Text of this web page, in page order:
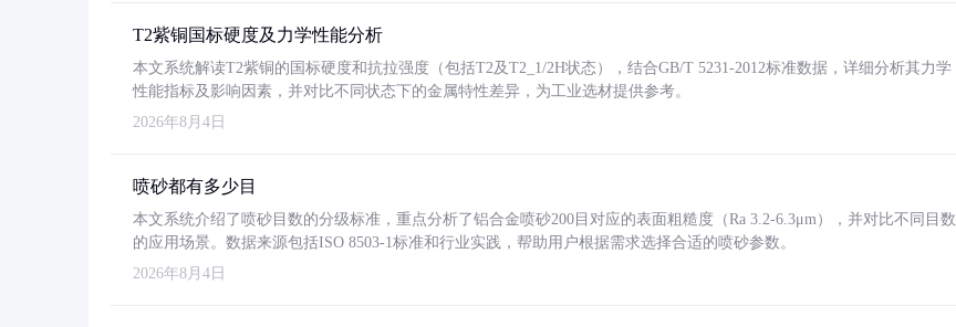
T2紫铜国标硬度及力学性能分析
本文系统解读T2紫铜的国标硬度和抗拉强度（包括T2及T2_1/2H状态），结合GB/T 5231-2012标准数据，详细分析其力学
性能指标及影响因素，并对比不同状态下的金属特性差异，为工业选材提供参考。
2026年8月4日
喷砂都有多少目
本文系统介绍了喷砂目数的分级标准，重点分析了铝合金喷砂200目对应的表面粗糙度（Ra 3.2-6.3μm），并对比不同目数
的应用场景。数据来源包括ISO 8503-1标准和行业实践，帮助用户根据需求选择合适的喷砂参数。
2026年8月4日